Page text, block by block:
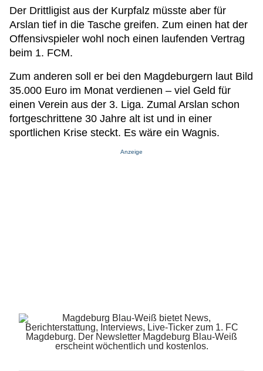
Der Drittligist aus der Kurpfalz müsste aber für
Arslan tief in die Tasche greifen. Zum einen hat der
Offensivspieler wohl noch einen laufenden Vertrag
beim 1. FCM.
Zum anderen soll er bei den Magdeburgern laut Bild
35.000 Euro im Monat verdienen – viel Geld für
einen Verein aus der 3. Liga. Zumal Arslan schon
fortgeschrittene 30 Jahre alt ist und in einer
sportlichen Krise steckt. Es wäre ein Wagnis.
Anzeige